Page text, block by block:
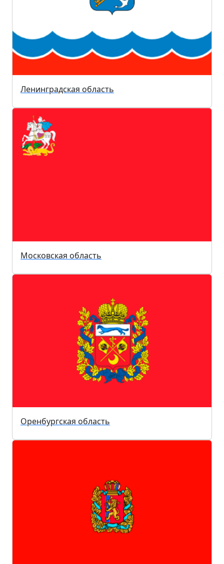
Ленинградская область
Московская область
Оренбургская область